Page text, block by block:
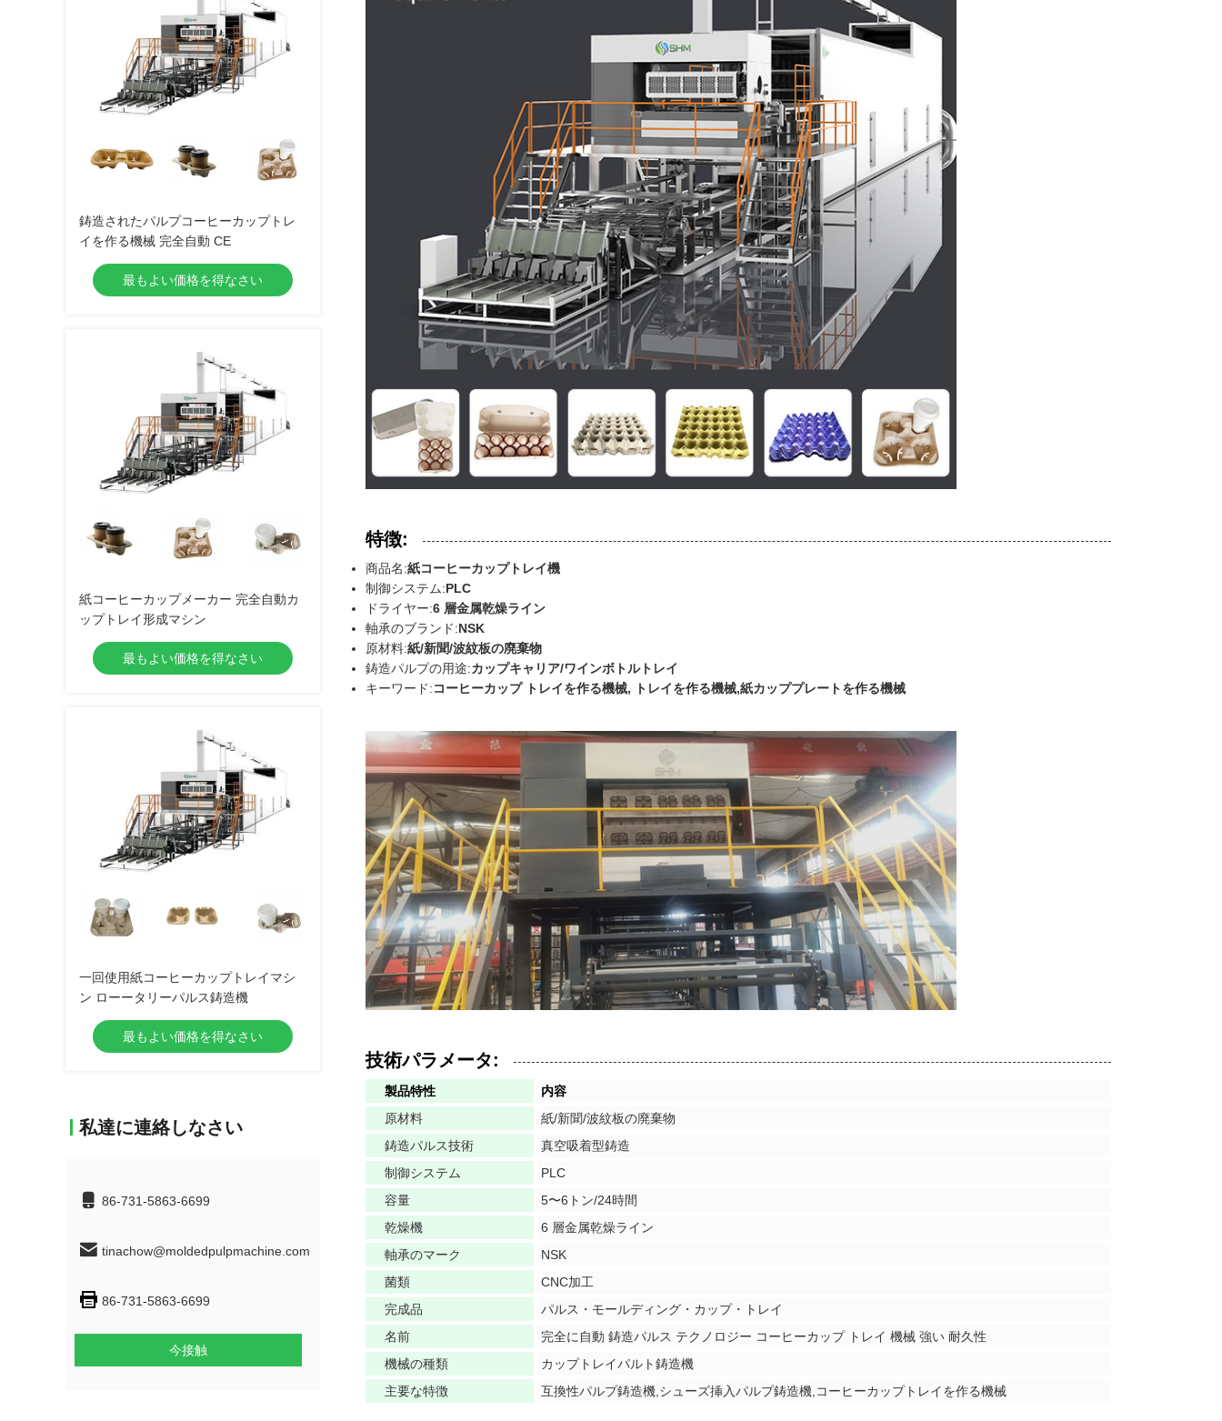
鋳造されたパルプコーヒーカップトレ
イを作る機械 完全自動 CE
最もよい価格を得なさい
紙コーヒーカップメーカー 完全自動カ
ップトレイ形成マシン
最もよい価格を得なさい
一回使用紙コーヒーカップトレイマシ
ン ローータリーパルス鋳造機
最もよい価格を得なさい
私達に連絡しなさい
86-731-5863-6699
tinachow@moldedpulpmachine.com
86-731-5863-6699
今接触
特徴:
商品名:紙コーヒーカップトレイ機
制御システム:PLC
ドライヤー:6 層金属乾燥ライン
軸承のブランド:NSK
原材料:紙/新聞/波紋板の廃棄物
鋳造パルプの用途:カップキャリア/ワインボトルトレイ
キーワード:コーヒーカップ トレイを作る機械, トレイを作る機械,紙カッププレートを作る機械
技術パラメータ:
製品特性
内容
原材料
紙/新聞/波紋板の廃棄物
鋳造パルス技術
真空吸着型鋳造
制御システム
PLC
容量
5〜6トン/24時間
乾燥機
6 層金属乾燥ライン
軸承のマーク
NSK
菌類
CNC加工
完成品
パルス・モールディング・カップ・トレイ
名前
完全に自動 鋳造パルス テクノロジー コーヒーカップ トレイ 機械 強い 耐久性
機械の種類
カップトレイパルト鋳造機
主要な特徴
互換性パルプ鋳造機,シューズ挿入パルプ鋳造機,コーヒーカップトレイを作る機械